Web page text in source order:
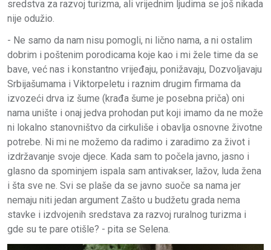
sredstva za razvoj turizma, ali vrijednim ljudima se još nikada
nije odužio.
- Ne samo da nam nisu pomogli, ni lično nama, a ni ostalim
dobrim i poštenim porodicama koje kao i mi žele time da se
bave, već nas i konstantno vrijeđaju, ponižavaju, Dozvoljavaju
Srbijašumama i Viktorpeletu i raznim drugim firmama da
izvozeći drva iz šume (krađa šume je posebna priča) oni
nama unište i onaj jedva prohodan put koji imamo da ne može
ni lokalno stanovništvo da cirkuliše i obavlja osnovne životne
potrebe. Ni mi ne možemo da radimo i zaradimo za život i
izdržavanje svoje djece. Kada sam to počela javno, jasno i
glasno da spominjem ispala sam antivakser, lažov, luda žena
i šta sve ne. Svi se plaše da se javno suoče sa nama jer
nemaju niti jedan argument Zašto u budžetu grada nema
stavke i izdvojenih sredstava za razvoj ruralnog turizma i
gde su te pare otišle? - pita se Selena.